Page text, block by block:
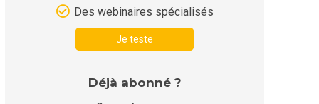
Des webinaires spécialisés
Je teste
Déjà abonné ?